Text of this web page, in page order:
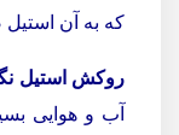
که به آن استیل ضد زنگ 18.8
روکش استیل
آب و هوایی